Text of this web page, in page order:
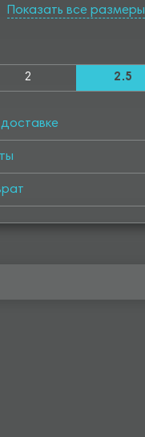
1300 1350 1400
Показать все размеры
2 2.5